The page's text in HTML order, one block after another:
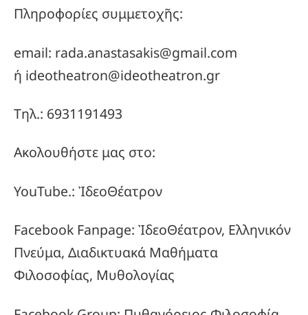
Πληροφορίες συμμετοχῆς:
email: rada.anastasakis@gmail.com
ή ideotheatron@ideotheatron.gr
Τηλ.: 6931191493
Ακολουθήστε μας στο:
YouTube.: ἸδεοΘέατρον
Facebook Fanpage: ἸδεοΘέατρον, Ελληνικόν
Πνεύμα, Διαδικτυακά Μαθήματα
Φιλοσοφίας, Μυθολογίας